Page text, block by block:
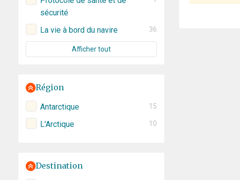
sécurité
La vie à bord du navire 36
Afficher tout
Région
Antarctique 15
L'Arctique 10
Destination